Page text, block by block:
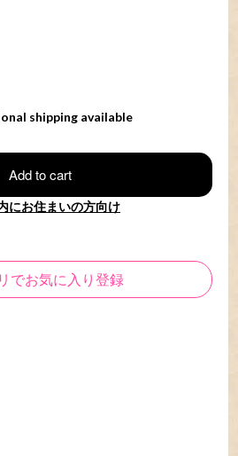
shipping available
Add to cart
にお住まいの方向け
でお気に入り登録